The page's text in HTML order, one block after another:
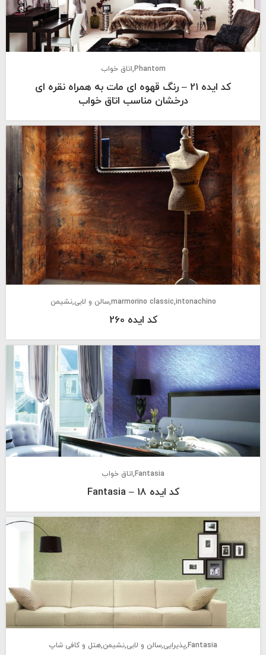
Phantom اتاق خواب
کد ایده 21 – رنگ قهوه ای مات به همراه نقره ای
درخشان مناسب اتاق خواب
intonachino
marmorino classic سالن و لابی نشیمن
کد ایده 260
Fantasia اتاق خواب
کد ایده 18 – Fantasia
Fantasiaپذیرایی سالن و لابی نشیمن هتل و کافی شاپ